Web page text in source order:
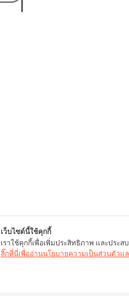
เว็บไซต์นี้ใช้คุกกี้
เราใช้คุกกี้เพื่อเพิ่มประสิทธิภาพ และปร
ลิ๊กที่นี่เพื่ออ่านนโยบายความเป็นส่วนตัวแ